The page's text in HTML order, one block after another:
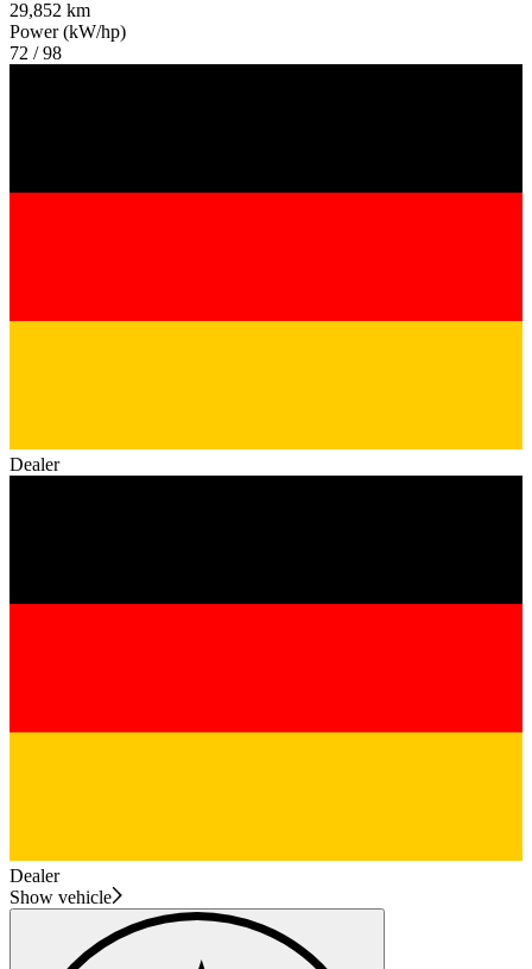
29,852 km
Power (kW/hp)
72 / 98
Dealer
Dealer
Show vehicle